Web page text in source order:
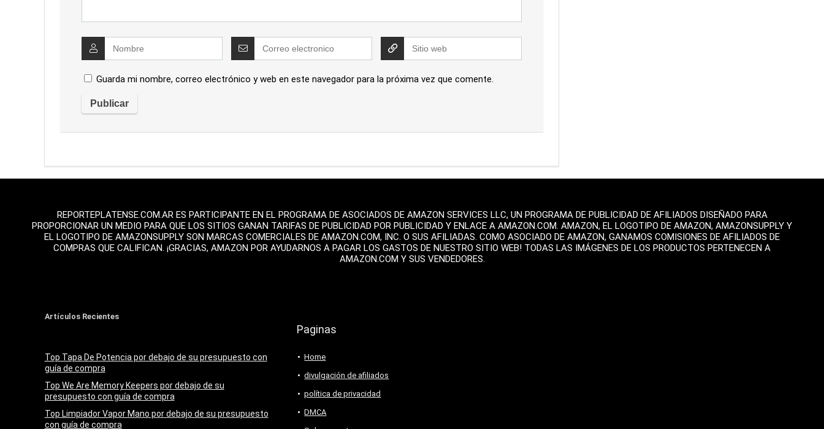
Guarda mi nombre, correo electrónico y web en este navegador para la próxima vez que comente.
REPORTEPLATENSE.COM.AR ES PARTICIPANTE EN EL PROGRAMA DE ASOCIADOS DE AMAZON SERVICES LLC, UN PROGRAMA DE PUBLICIDAD DE AFILIADOS DISEÑADO PARA
PROPORCIONAR UN MEDIO PARA QUE LOS SITIOS GANAN TARIFAS DE PUBLICIDAD POR PUBLICIDAD Y ENLACE A AMAZON.COM. AMAZON, EL LOGOTIPO DE AMAZON, AMAZONSUPPLY Y
EL LOGOTIPO DE AMAZONSUPPLY SON MARCAS COMERCIALES DE AMAZON.COM, INC. O SUS AFILIADAS. COMO ASOCIADO DE AMAZON, GANAMOS COMISIONES DE AFILIADOS DE
COMPRAS QUE CALIFICAN. ¡GRACIAS, AMAZON POR AYUDARNOS A PAGAR LOS GASTOS DE NUESTRO SITIO WEB! TODAS LAS IMÁGENES DE LOS PRODUCTOS PERTENECEN A
AMAZON.COM Y SUS VENDEDORES.
Artículos Recientes
Top Tapa De Potencia por debajo de su presupuesto con
guía de compra
Top We Are Memory Keepers por debajo de su
presupuesto con guía de compra
Top Limpiador Vapor Mano por debajo de su presupuesto
con guía de compra
Paginas
Home
divulgación de afiliados
política de privacidad
DMCA